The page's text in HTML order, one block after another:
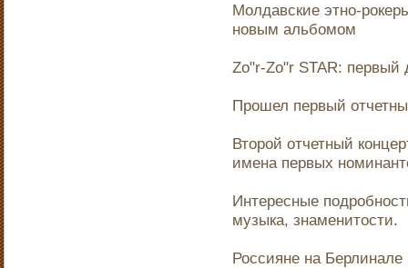
Молдавские этно-
новым альбомом
Zo"r-Zo"r STAR: первый
Прошел первый
Второй отчетный
имена первых
Интересные
музыка, знаменитости.
Россияне на Берлинале